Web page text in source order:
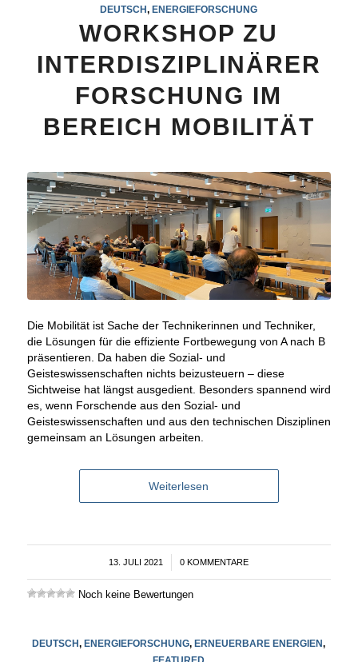
DEUTSCH,ENERGIEFORSCHUNG
WORKSHOP ZU
INTERDISZIPLINÄRER
FORSCHUNG IM
BEREICH MOBILITÄT
Die Mobilität ist Sache der Technikerinnen und Techniker,
die Lösungen für die effiziente Fortbewegung von A nach B
präsentieren. Da haben die Sozial- und
Geisteswissenschaften nichts beizusteuern – diese
Sichtweise hat längst ausgedient. Besonders spannend wird
es, wenn Forschende aus den Sozial- und
Geisteswissenschaften und aus den technischen Disziplinen
gemeinsam an Lösungen arbeiten.
Weiterlesen
13. JULI 2021 0 KOMMENTARE
Noch keine Bewertungen
DEUTSCH,ENERGIEFORSCHUNG,ERNEUERBARE ENERGIEN,
FEATURED